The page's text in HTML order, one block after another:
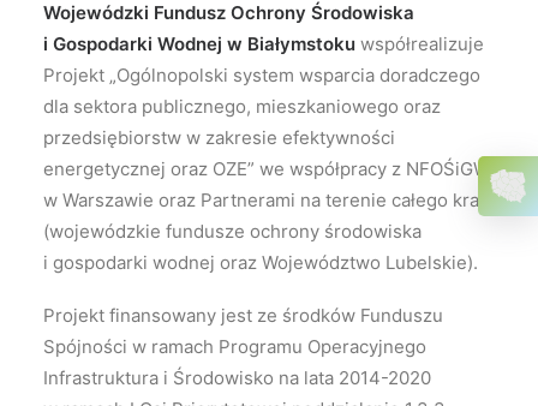
Wojewódzki Fundusz Ochrony Środowiska
i Gospodarki Wodnej w Białymstoku współrealizuje
Projekt „Ogólnopolski system wsparcia doradczego
dla sektora publicznego, mieszkaniowego oraz
przedsiębiorstw w zakresie efektywności
energetycznej oraz OZE” we współpracy z NFOŚiGW
w Warszawie oraz Partnerami na terenie całego kraju
(wojewódzkie fundusze ochrony środowiska
i gospodarki wodnej oraz Województwo Lubelskie).
Projekt finansowany jest ze środków Funduszu
Spójności w ramach Programu Operacyjnego
Infrastruktura i Środowisko na lata 2014-2020